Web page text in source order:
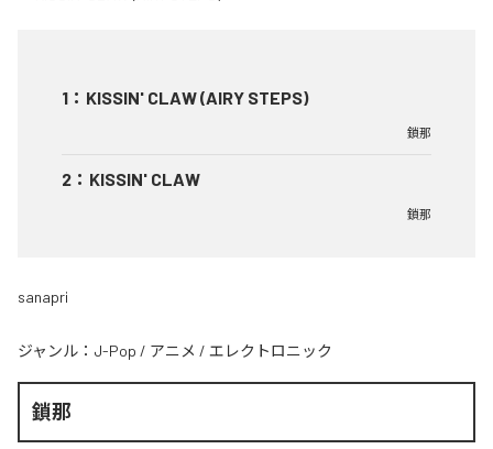
1 ： KISSIN' CLAW (AIRY STEPS)
鎖那
2 ： KISSIN' CLAW
鎖那
sanapri
ジャンル： J-Pop / アニメ / エレクトロニック
鎖那